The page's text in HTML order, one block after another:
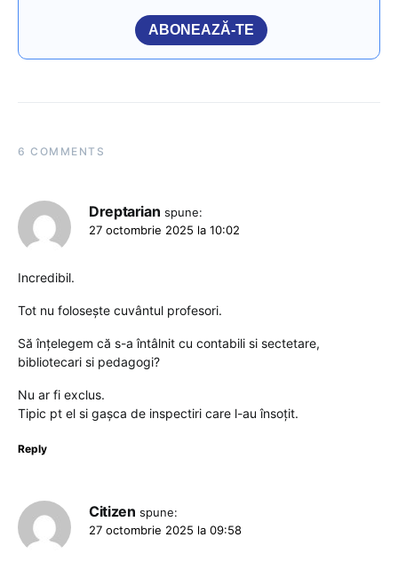
ABONEAZĂ-TE
6 COMMENTS
Dreptarian spune:
27 octombrie 2025 la 10:02
Incredibil.
Tot nu folosește cuvântul profesori.
Să înțelegem că s-a întâlnit cu contabili si sectetare,
bibliotecari si pedagogi?
Nu ar fi exclus.
Tipic pt el si gașca de inspectiri care l-au însoțit.
Reply
Citizen spune:
27 octombrie 2025 la 09:58